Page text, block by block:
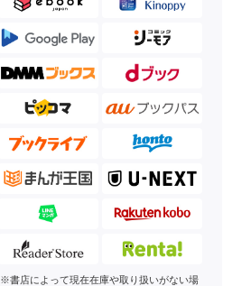
※書店によって現在在庫や取り扱いがない場